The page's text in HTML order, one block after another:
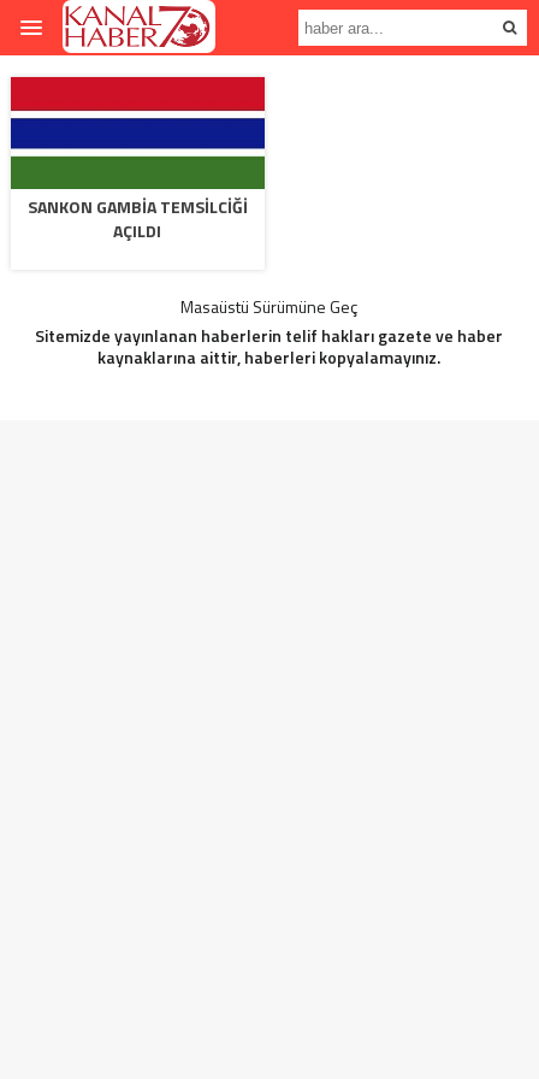
SANKON GAMBİA TEMSİLCİĞİ
AÇILDI
Masaüstü Sürümüne Geç
Sitemizde yayınlanan haberlerin telif hakları gazete ve haber
kaynaklarına aittir, haberleri kopyalamayınız.